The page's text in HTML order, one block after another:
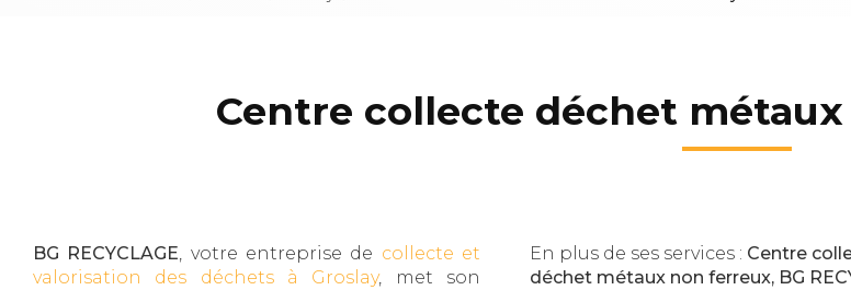
Centre collecte déchet
BG RECYCLAGE, votre entreprise de collecte et
valorisation des déchets à Groslay, met son
En plus de ses services : Centre
déchet métaux non ferreux, BG